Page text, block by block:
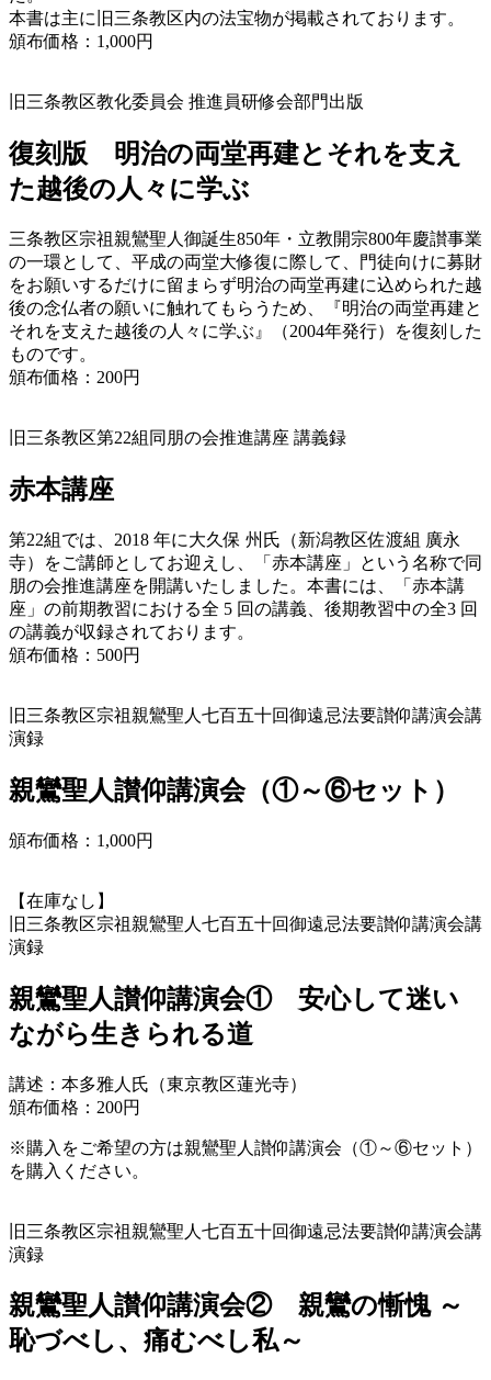
本書は主に旧三条教区内の法宝物が掲載されております。
頒布価格：1,000円
旧三条教区教化委員会 推進員研修会部門出版
復刻版 明治の両堂再建とそれを支え
た越後の人々に学ぶ
三条教区宗祖親鸞聖人御誕生850年・立教開宗800年慶讃事業
の一環として、平成の両堂大修復に際して、門徒向けに募財
をお願いするだけに留まらず明治の両堂再建に込められた越
後の念仏者の願いに触れてもらうため、『明治の両堂再建と
それを支えた越後の人々に学ぶ』（2004年発行）を復刻した
ものです。
頒布価格：200円
旧三条教区第22組同朋の会推進講座 講義録
赤本講座
第22組では、2018 年に大久保 州氏（新潟教区佐渡組 廣永
寺）をご講師としてお迎えし、「赤本講座」という名称で同
朋の会推進講座を開講いたしました。本書には、「赤本講
座」の前期教習における全 5 回の講義、後期教習中の全3 回
の講義が収録されております。
頒布価格：500円
旧三条教区宗祖親鸞聖人七百五十回御遠忌法要讃仰講演会講
演録
親鸞聖人讃仰講演会（①～⑥セット）
頒布価格：1,000円
【在庫なし】
旧三条教区宗祖親鸞聖人七百五十回御遠忌法要讃仰講演会講
演録
親鸞聖人讃仰講演会① 安心して迷い
ながら生きられる道
講述：本多雅人氏（東京教区蓮光寺）
頒布価格：200円
※購入をご希望の方は親鸞聖人讃仰講演会（①～⑥セット）
を購入ください。
旧三条教区宗祖親鸞聖人七百五十回御遠忌法要讃仰講演会講
演録
親鸞聖人讃仰講演会② 親鸞の慚愧 ～
恥づべし、痛むべし私～